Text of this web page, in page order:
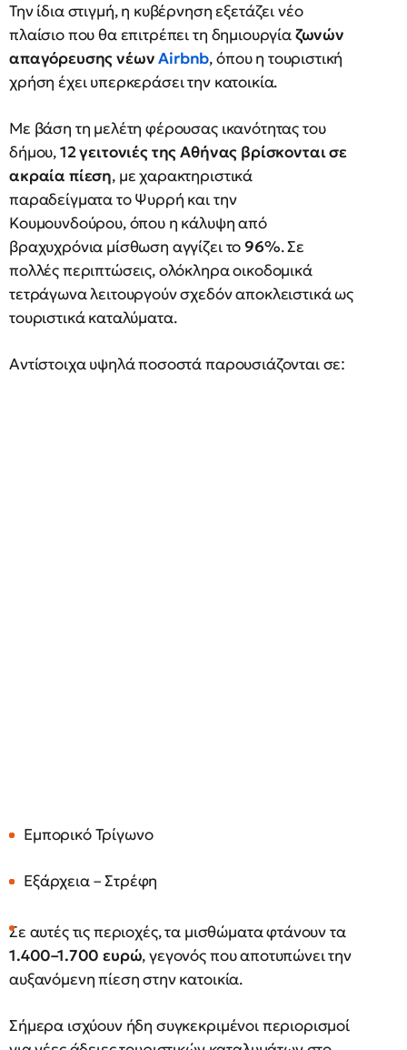
Την ίδια στιγμή, η κυβέρνηση εξετάζει νέο
πλαίσιο που θα επιτρέπει τη δημιουργίαζωνών
απαγόρευσης νέωνAirbnb, όπου η τουριστική
χρήση έχει υπερκεράσει την κατοικία.
Με βάση τη μελέτη φέρουσας ικανότητας του
δήμου,12 γειτονιές της Αθήνας βρίσκονται σε
ακραία πίεση, με χαρακτηριστικά
παραδείγματα το Ψυρρή και την
Κουμουνδούρου, όπου η κάλυψη από
βραχυχρόνια μίσθωση αγγίζει το96%. Σε
πολλές περιπτώσεις, ολόκληρα οικοδομικά
τετράγωνα λειτουργούν σχεδόν αποκλειστικά ως
τουριστικά καταλύματα.
Αντίστοιχα υψηλά ποσοστά παρουσιάζονται σε:
Εμπορικό Τρίγωνο
Εξάρχεια – Στρέφη
Σε αυτές τις περιοχές, τα μισθώματα φτάνουν τα
1.400–1.700 ευρώ, γεγονός που αποτυπώνει την
αυξανόμενη πίεση στην κατοικία.
Σήμερα ισχύουν ήδη συγκεκριμένοι περιορισμοί